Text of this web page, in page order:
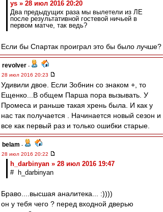
ys » 28 июл 2016 20:20
Два предыдущих раза мы вылетели из ЛЕ
после результативной гостевой ничьей в
первом матче, так ведь?
Если бы Спартак проиграл это бы было лучше?
revolver -
28 июл 2016 20:23
Удивили двое. Если Зобнин со знаком +, то
Ещенко...В общем Парша пора вызывать. У
Промеса и раньше такая хрень была. И как у
нас так получается . Начинается новый сезон и
все как первый раз и только ошибки старые.
belam -
28 июл 2016 20:22
h_darbinyan » 28 июл 2016 19:47
# h_darbinyan
Браво....высшая аналитека... :))))
он у тебя чего ? перед входной дверью